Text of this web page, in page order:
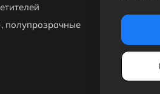
полупрозрачные